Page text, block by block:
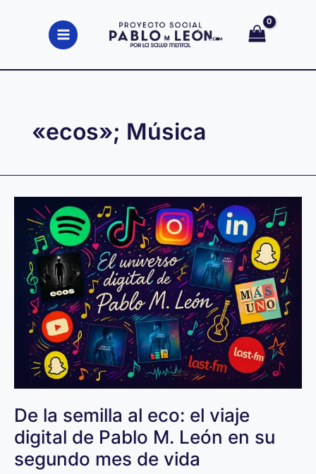
contenido
«ecos»; Música
De la semilla al eco: el viaje
digital de Pablo M. León en su
segundo mes de vida